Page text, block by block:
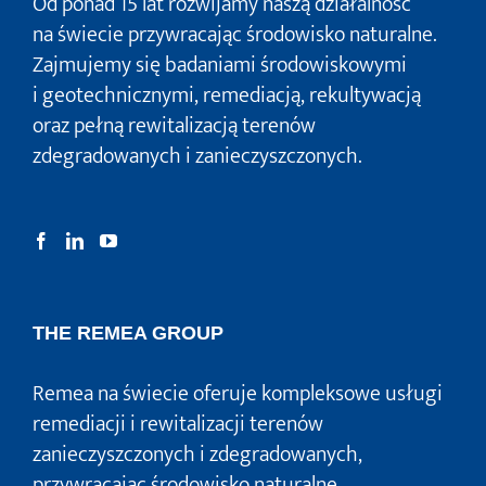
na świecie przywracając środowisko naturalne.
Zajmujemy się badaniami środowiskowymi
i geotechnicznymi, remediacją, rekultywacją
oraz pełną rewitalizacją terenów
zdegradowanych i zanieczyszczonych.
THE REMEA GROUP
Remea na świecie oferuje kompleksowe usługi
remediacji i rewitalizacji terenów
zanieczyszczonych i zdegradowanych,